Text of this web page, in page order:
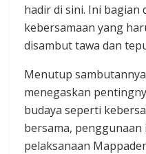
hadir di sini. Ini bagian
kebersamaan yang
disambut tawa dan
Menutup
menegaskan
budaya seperti
bersama,
pelaksanaan